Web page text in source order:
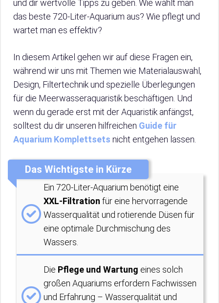
und dir wertvolle Tipps zu geben. Wie wählt man
das beste 720-Liter-Aquarium aus? Wie pflegt und
wartet man es effektiv?
In diesem Artikel gehen wir auf diese Fragen ein,
während wir uns mit Themen wie Materialauswahl,
Design, Filtertechnik und spezielle Überlegungen
für die Meerwasseraquaristik beschäftigen. Und
wenn du gerade erst mit der Aquaristik anfängst,
solltest du dir unseren hilfreichen Guide für
Aquarium Komplettsets nicht entgehen lassen.
Das Wichtigste in Kürze
Ein 720-Liter-Aquarium benötigt eine
XXL-Filtration für eine hervorragende
Wasserqualität und rotierende Düsen für
eine optimale Durchmischung des
Wassers.
Die Pflege und Wartung eines solch
großen Aquariums erfordern Fachwissen
und Erfahrung – Wasserqualität und